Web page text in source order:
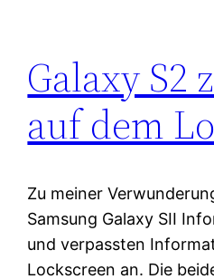
Galaxy S2
auf dem
Zu meiner
Samsung Galaxy SII
und verpassten
Lockscreen an. Die